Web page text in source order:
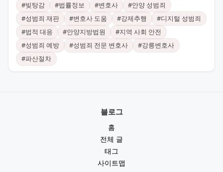
#빚탕감 #법률정보 #변호사 #안양 성범죄
#성범죄 재판 #변호사 도움 #강제추행 #디지털 성범죄
#법적 대응 #안양지방법원 #지역 사회 안전
#성범죄 예방 #성범죄 전문 변호사 #강릉변호사
#파산절차
블로그
홈
전체 글
태그
사이트맵